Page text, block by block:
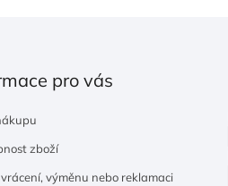
pro vás
zboží
vrácení, výměnu nebo reklamaci